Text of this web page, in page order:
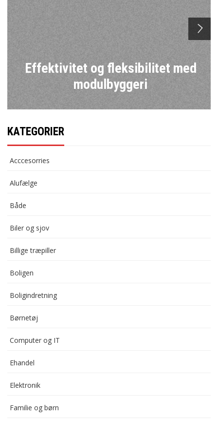
Effektivitet og fleksibilitet med
modulbyggeri
KATEGORIER
Acccesorries
Alufælge
Både
Biler og sjov
Billige træpiller
Boligen
Boligindretning
Børnetøj
Computer og IT
Ehandel
Elektronik
Familie og børn